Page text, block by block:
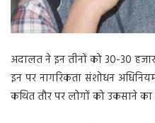
अदालत ने इन तीनों को 30-30
इन पर नागरिकता संशोधन
कथित तौर पर लोगों को उकसाने